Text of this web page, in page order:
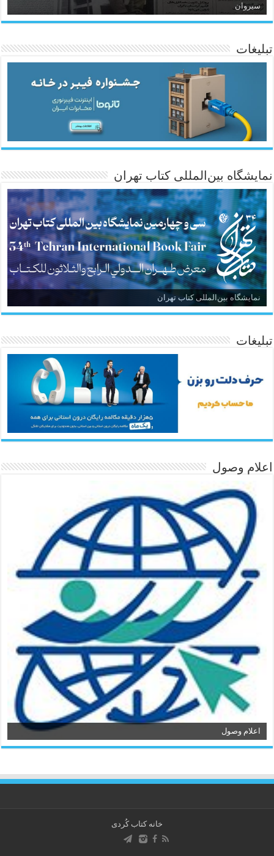
سیروان
ئاژانسی هەواڵی مێهر
تبلیغات
نمایشگاه بین‌المللی کتاب تهران
نمایشگاه بین‌المللی کتاب تهران
تبلیغات
اعلام وصول
اعلام وصول
خانه کتاب كُردی